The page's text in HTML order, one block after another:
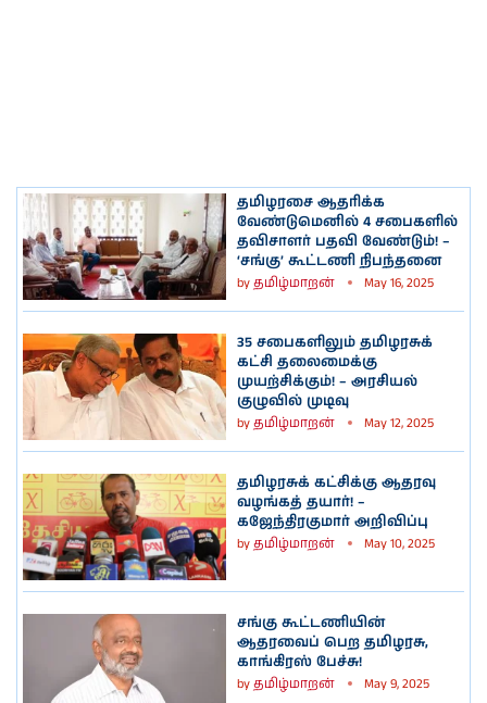
தமிழரசை ஆதரிக்க
வேண்டுமெனில் 4 சபைகளில்
தவிசாளர் பதவி வேண்டும்! –
‘சங்கு’ கூட்டணி நிபந்தனை
byதமிழ்மாறன் May 16, 2025
35 சபைகளிலும் தமிழரசுக்
கட்சி தலைமைக்கு
முயற்சிக்கும்! – அரசியல்
குழுவில் முடிவு
byதமிழ்மாறன் May 12, 2025
தமிழரசுக் கட்சிக்கு ஆதரவு
வழங்கத் தயார்! –
கஜேந்திரகுமார் அறிவிப்பு
byதமிழ்மாறன் May 10, 2025
சங்கு கூட்டணியின்
ஆதரவைப் பெற தமிழரசு,
காங்கிரஸ் பேச்சு!
byதமிழ்மாறன் May 9, 2025